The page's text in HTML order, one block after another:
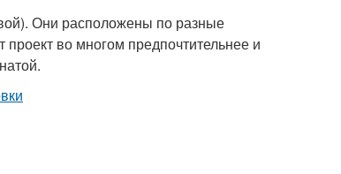
Они расположены по разные
во многом предпочтительнее и